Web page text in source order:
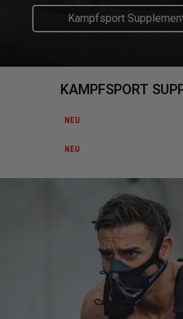
Kampfsport
KAMPFSPORT
NEU
NEU